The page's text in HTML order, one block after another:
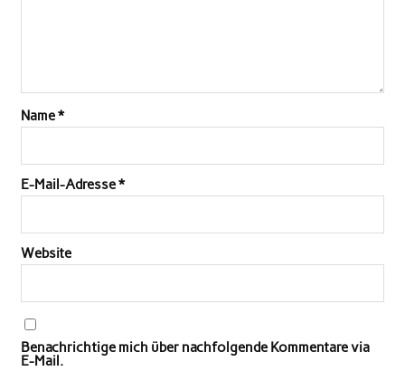
Name*
E-Mail-Adresse*
Website
Benachrichtige mich über nachfolgende Kommentare via
E-Mail.